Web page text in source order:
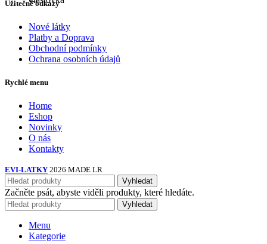
Užitečné odkazy
Nové látky
Platby a Doprava
Obchodní podmínky
Ochrana osobních údajů
Rychlé menu
Home
Eshop
Novinky
O nás
Kontakty
EVI-LATKY 2026 MADE LR
Vyhledat
Začněte psát, abyste viděli produkty, které hledáte.
Vyhledat
Menu
Kategorie